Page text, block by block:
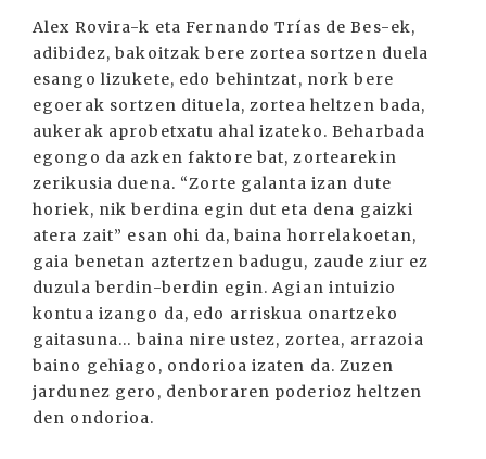
Alex Rovira-k eta Fernando Trías de Bes-ek,
adibidez, bakoitzak bere zortea sortzen duela
esango lizukete, edo behintzat, nork bere
egoerak sortzen dituela, zortea heltzen bada,
aukerak aprobetxatu ahal izateko. Beharbada
egongo da azken faktore bat, zortearekin
zerikusia duena. “Zorte galanta izan dute
horiek, nik berdina egin dut eta dena gaizki
atera zait” esan ohi da, baina horrelakoetan,
gaia benetan aztertzen badugu, zaude ziur ez
duzula berdin-berdin egin. Agian intuizio
kontua izango da, edo arriskua onartzeko
gaitasuna... baina nire ustez, zortea, arrazoia
baino gehiago, ondorioa izaten da. Zuzen
jardunez gero, denboraren poderioz heltzen
den ondorioa.